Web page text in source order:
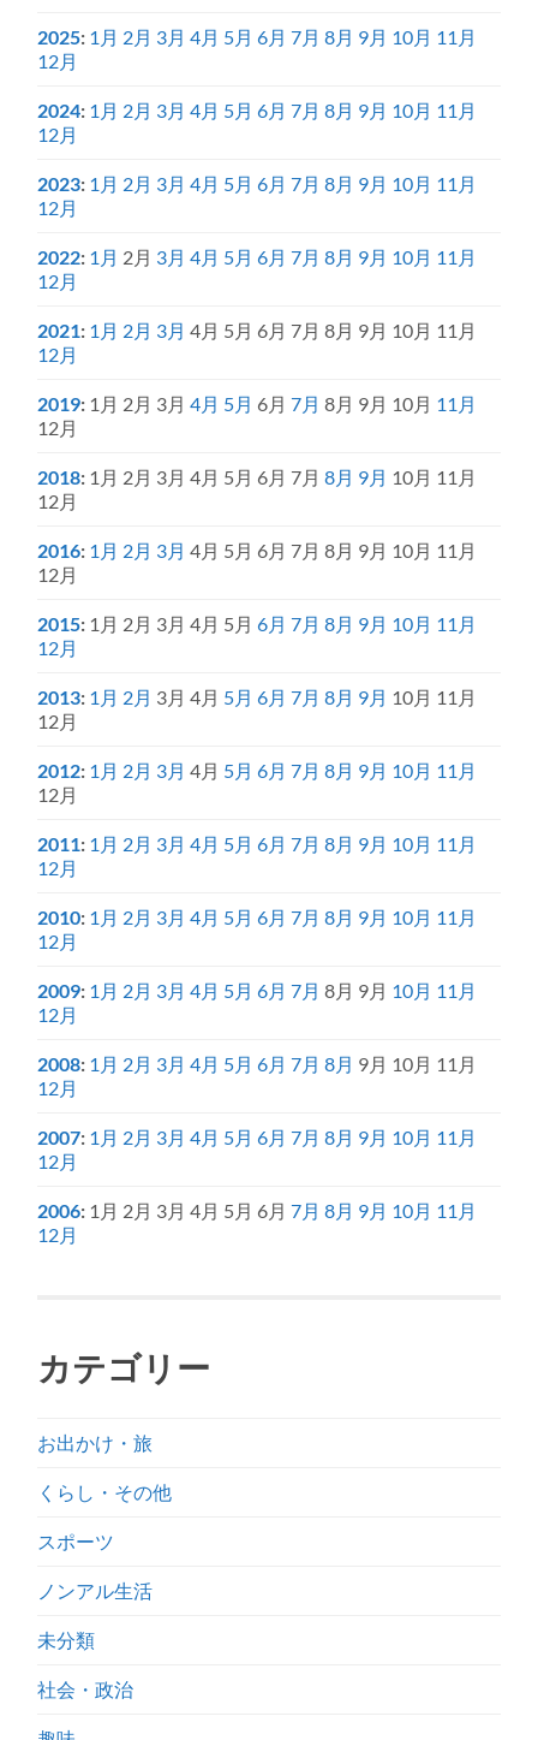
2025: 1月 2月 3月 4月 5月 6月 7月 8月 9月 10月 11月
12月
2024: 1月 2月 3月 4月 5月 6月 7月 8月 9月 10月 11月
12月
2023: 1月 2月 3月 4月 5月 6月 7月 8月 9月 10月 11月
12月
2022: 1月 2月 3月 4月 5月 6月 7月 8月 9月 10月 11月
12月
2021: 1月 2月 3月 4月 5月 6月 7月 8月 9月 10月 11月
12月
2019: 1月 2月 3月 4月 5月 6月 7月 8月 9月 10月 11月
12月
2018: 1月 2月 3月 4月 5月 6月 7月 8月 9月 10月 11月
12月
2016: 1月 2月 3月 4月 5月 6月 7月 8月 9月 10月 11月
12月
2015: 1月 2月 3月 4月 5月 6月 7月 8月 9月 10月 11月
12月
2013: 1月 2月 3月 4月 5月 6月 7月 8月 9月 10月 11月
12月
2012: 1月 2月 3月 4月 5月 6月 7月 8月 9月 10月 11月
12月
2011: 1月 2月 3月 4月 5月 6月 7月 8月 9月 10月 11月
12月
2010: 1月 2月 3月 4月 5月 6月 7月 8月 9月 10月 11月
12月
2009: 1月 2月 3月 4月 5月 6月 7月 8月 9月 10月 11月
12月
2008: 1月 2月 3月 4月 5月 6月 7月 8月 9月 10月 11月
12月
2007: 1月 2月 3月 4月 5月 6月 7月 8月 9月 10月 11月
12月
2006: 1月 2月 3月 4月 5月 6月 7月 8月 9月 10月 11月
12月
カテゴリー
お出かけ・旅
くらし・その他
スポーツ
ノンアル生活
未分類
社会・政治